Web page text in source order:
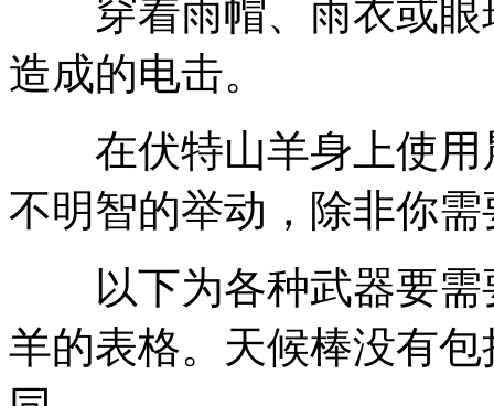
穿着雨帽、雨衣或眼
造成的电击。
在伏特山羊身上使用
不明智的举动，除非你
以下为各种武器要需
羊的表格。天候棒没有